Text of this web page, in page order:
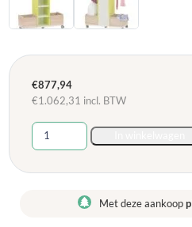
€877,94
€1.062,31 incl. BTW
EduCasa
verrijdbare
met
Met deze aankoop